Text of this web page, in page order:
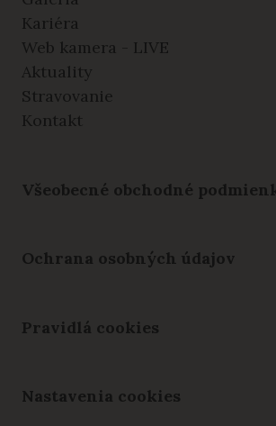
Kariéra
Web kamera - LIVE
Aktuality
Stravovanie
Kontakt
Všeobecné obchodné
Ochrana osobných údajov
Pravidlá cookies
Nastavenia cookies